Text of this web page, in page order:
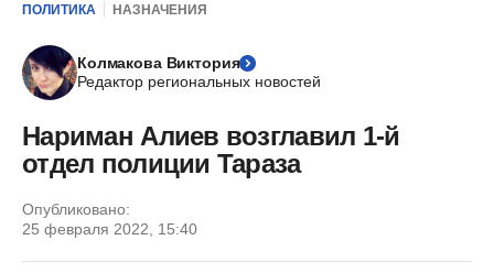
ПОЛИТИКА НАЗНАЧЕНИЯ
Колмакова Виктория
Редактор региональных новостей
Нариман Алиев возглавил 1-й
отдел полиции Тараза
Опубликовано:
25 февраля 2022, 15:40